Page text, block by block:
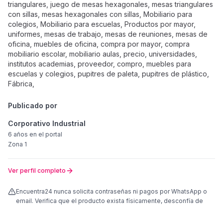
Publicado por
Corporativo Industrial
6 años en el portal
Zona 1
Ver perfil completo
Encuentra24 nunca solicita contraseñas ni pagos por WhatsApp o
email. Verifica que el producto exista físicamente, desconfía de